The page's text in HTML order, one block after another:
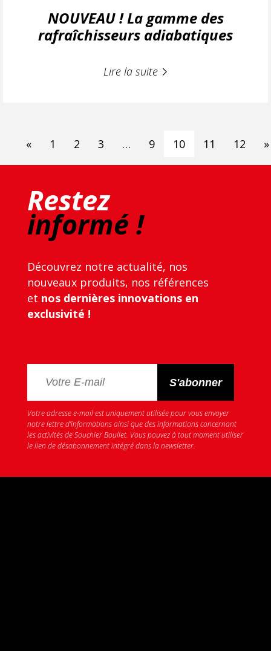
NOUVEAU ! La gamme des
rafraîchisseurs adiabatiques
Lire la suite
« 1 2 3 … 9 10 11 12 »
Restez
informé !
Découvrez notre actualité, nos
nouveaux produits, nos références
et nos dernières innovations en
exclusivité !
Votre adresse e-mail est uniquement utilisée pour vous envoyer
notre lettre d’informations ainsi que des informations concernant
les activités de Souchier Boullet. Vous pouvez à tout moment utiliser
le lien de désabonnement intégré dans la newsletter.